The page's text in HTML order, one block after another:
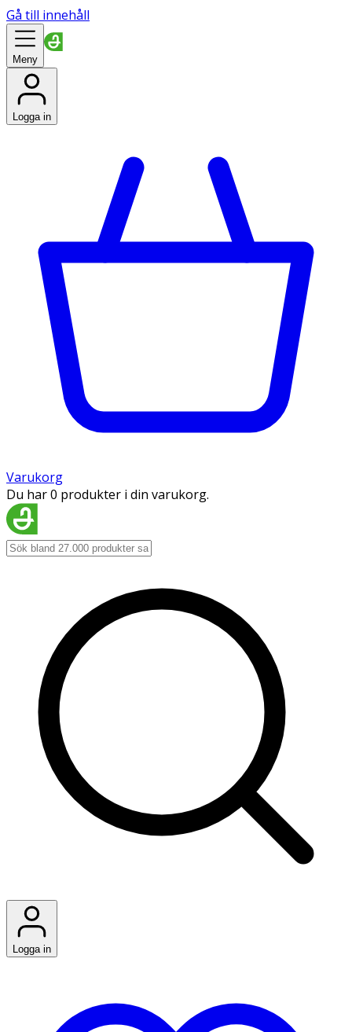
Gå till innehåll
Meny
Logga in
Varukorg
Du har 0 produkter i din varukorg.
Logga in